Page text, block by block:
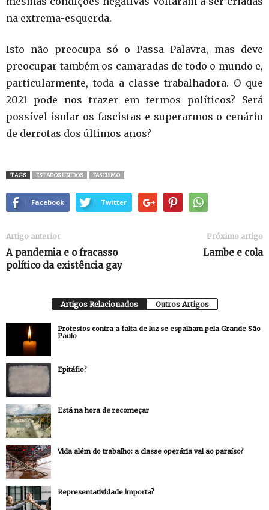
na extrema-esquerda.
Isto não preocupa só o Passa Palavra, mas deve
preocupar também os camaradas de todo o mundo e,
particularmente, toda a classe trabalhadora. O que
2021 pode nos trazer em termos políticos? Será
possível isolar os fascistas e superarmos o cenário
de derrotas dos últimos anos?
TAGS ESTADOS UNIDOS FASCISMO
Facebook Twitter
Artigo anterior
A pandemia e o fracasso
político da existência gay
Próximo artigo
Lambe e cola
Artigos Relacionados Outros Artigos
Protestos contra a falta de luz se espalham pela Grande São
Paulo
Epitáfio?
Está na hora de recomeçar
Vida além do trabalho: a classe operária vai ao paraíso?
Representatividade importa?